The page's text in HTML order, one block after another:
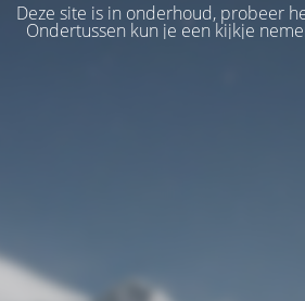
Deze site is in onderhoud, probeer
Ondertussen kun je een kijkje